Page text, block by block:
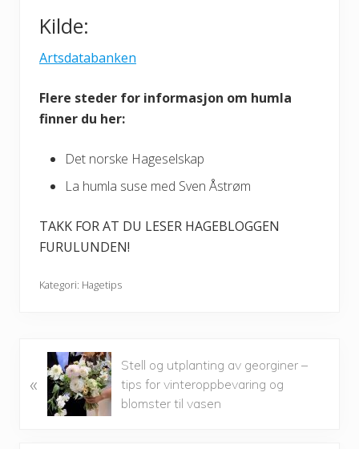
Kilde:
Artsdatabanken
Flere steder for informasjon om humla
finner du her:
Det norske Hageselskap
La humla suse med Sven Åstrøm
TAKK FOR AT DU LESER HAGEBLOGGEN
FURULUNDEN!
Kategori: Hagetips
r
«
Stell og utplanting av georginer –
tips for vinteroppbevaring og
blomster til vasen